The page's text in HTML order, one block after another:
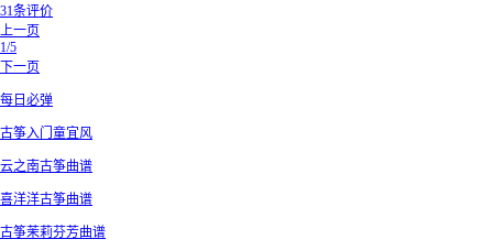
31条评价
上一页
1/5
下一页
每日必弹
古筝入门童宜风
云之南古筝曲谱
喜洋洋古筝曲谱
古筝茉莉芬芳曲谱